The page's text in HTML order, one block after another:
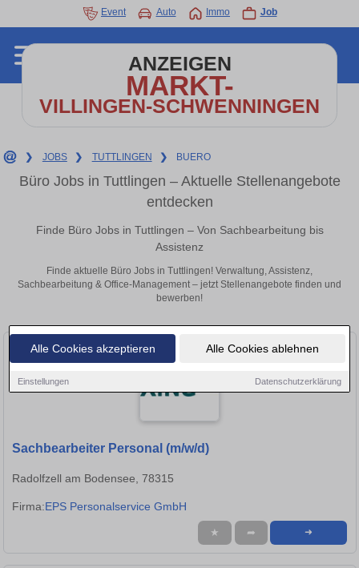
Alle Cookies akzeptieren Alle Cookies ablehnen
Einstellungen Datenschutzerklärung
Event Auto Immo Job
ANZEIGEN
MARKT-
VILLINGEN-SCHWENNINGEN
❯ JOBS ❯ TUTTLINGEN ❯ BUERO
Büro Jobs in Tuttlingen – Aktuelle Stellenangebote
entdecken
Finde Büro Jobs in Tuttlingen – Von Sachbearbeitung bis
Assistenz
Finde aktuelle Büro Jobs in Tuttlingen! Verwaltung, Assistenz,
Sachbearbeitung & Office-Management – jetzt Stellenangebote finden und
bewerben!
Sachbearbeiter Personal (m/w/d)
Radolfzell am Bodensee, 78315
Firma:EPS Personalservice GmbH
★ ➦ ➜